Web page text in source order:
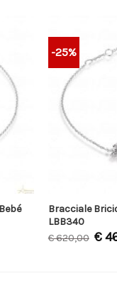
-25%
Bracciale
LBB340
€620,00 €